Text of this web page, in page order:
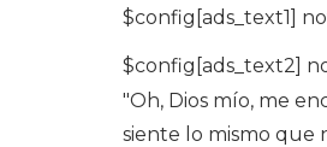
$config[ads_text1]
$config[ads_text2]
"Oh, Dios mío, me
siente lo mismo que